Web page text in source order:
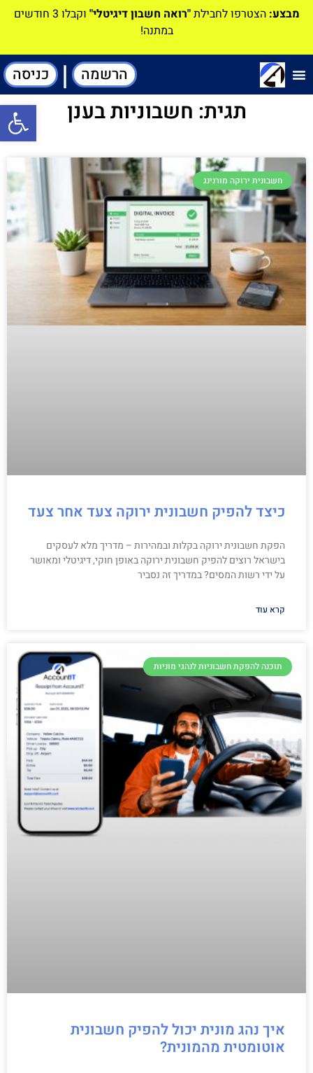
מבצע: הצטרפו לחבילת"רואה חשבון דיגיטלי"
וקבלו 3 חודשים
במתנה!
הרשמה | כניסה
תגית: חשבוניות בענן
חשבונית ירוקה מורנינג
כיצד להפיק חשבונית ירוקה צעד אחר צעד
הפקת חשבונית ירוקה בקלות ובמהירות – מדריך מלא לעסקים
בישראל רוצים להפיק חשבונית ירוקה באופן חוקי, דיגיטלי ומאושר
על ידי רשות המסים? במדריך זה נסביר
קרא עוד
תוכנה להפקת חשבוניות לנהגי מוניות
איך נהג מונית יכול להפיק חשבונית
אוטומטית מהמונית?
פתח